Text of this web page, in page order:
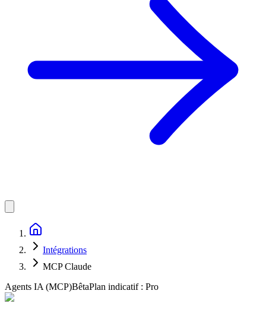
Intégrations
MCP Claude
Agents IA (MCP)BêtaPlan indicatif : Pro